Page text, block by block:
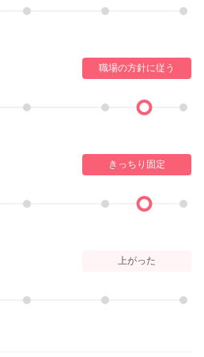
職場の方針に従う
きっちり固定
上がった